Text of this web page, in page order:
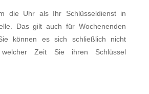
die Uhr als Ihr Schlüsseldienst in
Das gilt auch für Wochenenden
können es sich schließlich nicht
Zeit Sie ihren Schlüssel